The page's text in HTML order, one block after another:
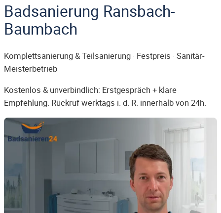
Badsanierung Ransbach-
Baumbach
Komplettsanierung & Teilsanierung · Festpreis · Sanitär-
Meisterbetrieb
Kostenlos & unverbindlich: Erstgespräch + klare
Empfehlung. Rückruf werktags i. d. R. innerhalb von 24h.